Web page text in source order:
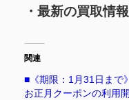
・最新の買取情
関連
■《期限：1月31日まで》
お正月クーポンの利用